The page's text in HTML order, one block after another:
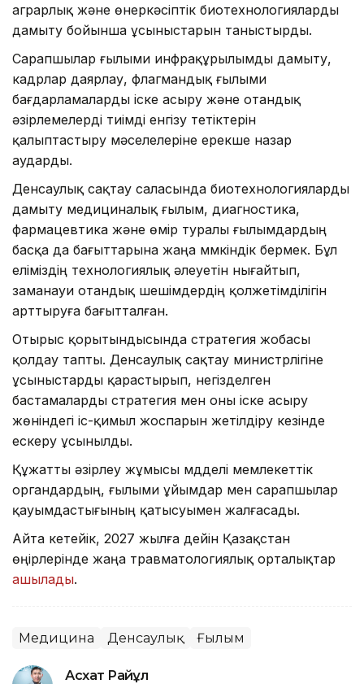
аграрлық және өнеркәсіптік биотехнологияларды
дамыту бойынша ұсыныстарын таныстырды.
Сарапшылар ғылыми инфрақұрылымды дамыту,
кадрлар даярлау, флагмандық ғылыми
бағдарламаларды іске асыру және отандық
әзірлемелерді тиімді енгізу тетіктерін
қалыптастыру мәселелеріне ерекше назар
аударды.
Денсаулық сақтау саласында биотехнологияларды
дамыту медициналық ғылым, диагностика,
фармацевтика және өмір туралы ғылымдардың
басқа да бағыттарына жаңа мүмкіндік бермек. Бұл
еліміздің технологиялық әлеуетін нығайтып,
заманауи отандық шешімдердің қолжетімділігін
арттыруға бағытталған.
Отырыс қорытындысында стратегия жобасы
қолдау тапты. Денсаулық сақтау министрлігіне
ұсыныстарды қарастырып, негізделген
бастамаларды стратегия мен оны іске асыру
жөніндегі іс-қимыл жоспарын жетілдіру кезінде
ескеру ұсынылды.
Құжатты әзірлеу жұмысы мүдделі мемлекеттік
органдардың, ғылыми ұйымдар мен сарапшылар
қауымдастығының қатысуымен жалғасады.
Айта кетейік, 2027 жылға дейін Қазақстан
өңірлерінде жаңа травматологиялық орталықтар
ашылады.
Медицина Денсаулық Ғылым
Асхат Райқұл